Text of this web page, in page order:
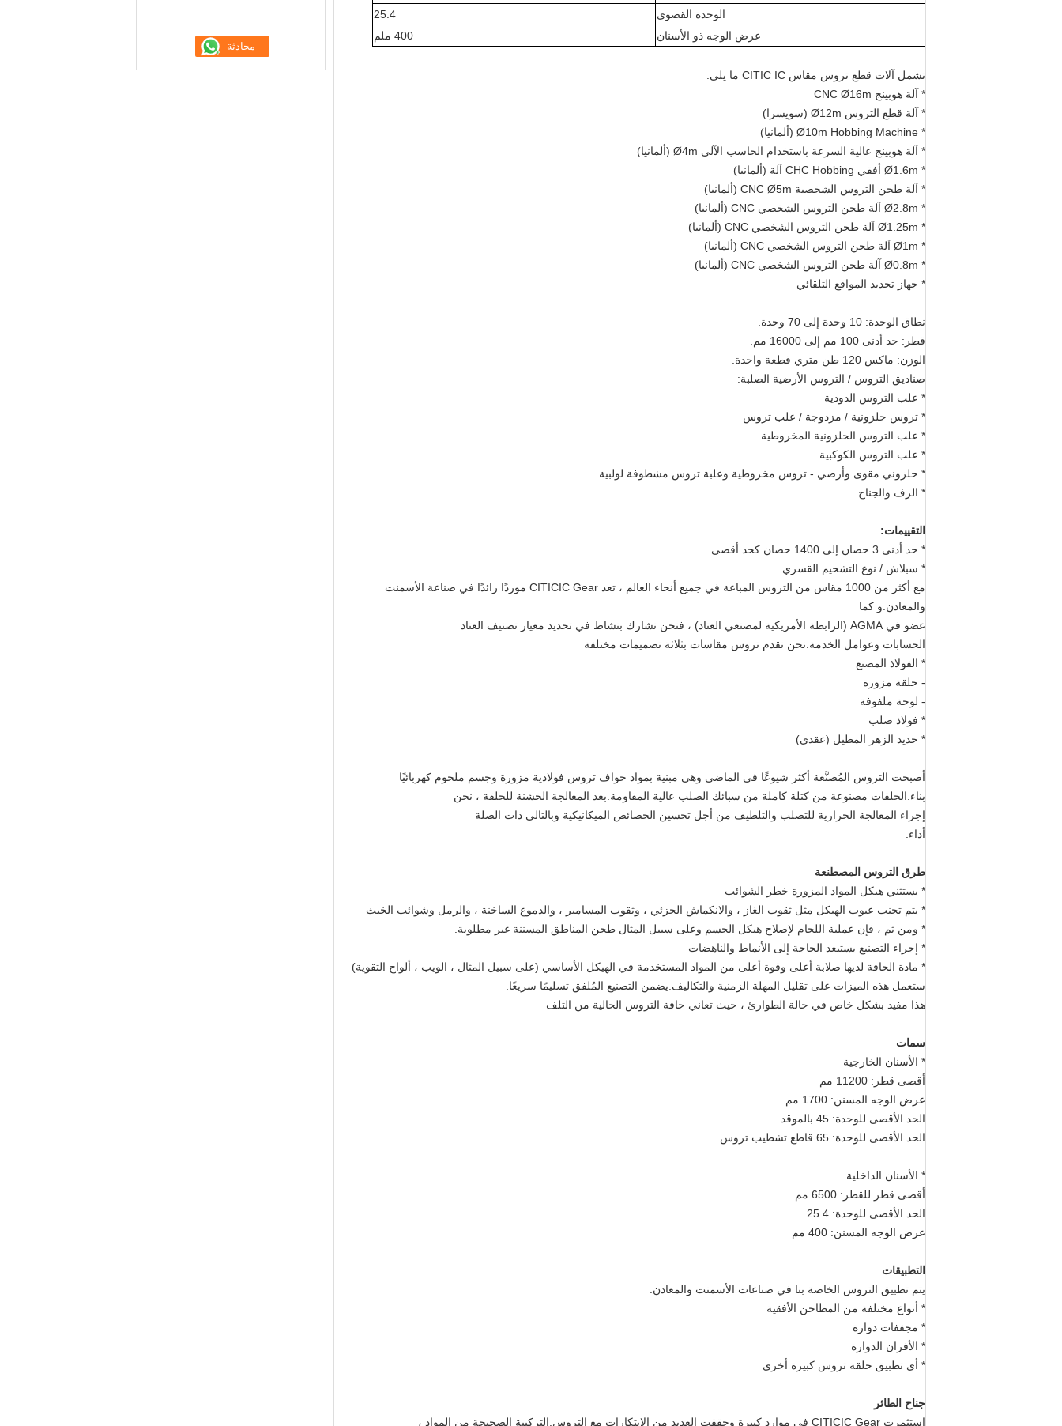
الوحدة القصوى
25.4
عرض الوجه ذو الأسنان
400 ملم
تشمل آلات قطع تروس مقاس CITIC IC ما يلي:
* آلة هوبينج CNC Ø16m
* آلة قطع التروس Ø12m (سويسرا)
* Ø10m Hobbing Machine (ألمانيا)
* آلة هوبينج عالية السرعة باستخدام الحاسب الآلي Ø4m (ألمانيا)
* Ø1.6m أفقي CHC Hobbing آلة (ألمانيا)
* آلة طحن التروس الشخصية CNC Ø5m (ألمانيا)
* Ø2.8m آلة طحن التروس الشخصي CNC (ألمانيا)
* Ø1.25m آلة طحن التروس الشخصي CNC (ألمانيا)
* Ø1m آلة طحن التروس الشخصي CNC (ألمانيا)
* Ø0.8m آلة طحن التروس الشخصي CNC (ألمانيا)
* جهاز تحديد المواقع التلقائي
نطاق الوحدة: 10 وحدة إلى 70 وحدة.
قطر: حد أدنى 100 مم إلى 16000 مم.
الوزن: ماكس 120 طن متري قطعة واحدة.
صناديق التروس / التروس الأرضية الصلبة:
* علب التروس الدودية
* تروس حلزونية / مزدوجة / علب تروس
* علب التروس الحلزونية المخروطية
* علب التروس الكوكبية
* حلزوني مقوى وأرضي - تروس مخروطية وعلبة تروس مشطوفة لولبية.
* الرف والجناح
التقييمات:
* حد أدنى 3 حصان إلى 1400 حصان كحد أقصى
* سبلاش / نوع التشحيم القسري
مع أكثر من 1000 مقاس من التروس المباعة في جميع أنحاء العالم ، تعد CITICIC Gear موردًا رائدًا في صناعة الأسمنت
والمعادن.و كما
عضو في AGMA (الرابطة الأمريكية لمصنعي العتاد) ، فنحن نشارك بنشاط في تحديد معيار تصنيف العتاد
الحسابات وعوامل الخدمة.نحن نقدم تروس مقاسات بثلاثة تصميمات مختلفة
* الفولاذ المصنع
- حلقة مزورة
- لوحة ملفوفة
* فولاذ صلب
* حديد الزهر المطيل (عقدي)
أصبحت التروس المُصنَّعة أكثر شيوعًا في الماضي وهي مبنية بمواد حواف تروس فولاذية مزورة وجسم ملحوم كهربائيًا
بناء.الحلقات مصنوعة من كتلة كاملة من سبائك الصلب عالية المقاومة.بعد المعالجة الخشنة للحلقة ، نحن
إجراء المعالجة الحرارية للتصلب والتلطيف من أجل تحسين الخصائص الميكانيكية وبالتالي ذات الصلة
أداء.
طرق التروس المصطنعة
* يستثني هيكل المواد المزورة خطر الشوائب
* يتم تجنب عيوب الهيكل مثل ثقوب الغاز ، والانكماش الجزئي ، وثقوب المسامير ، والدموع الساخنة ، والرمل وشوائب الخبث
* ومن ثم ، فإن عملية اللحام لإصلاح هيكل الجسم وعلى سبيل المثال طحن المناطق المسننة غير مطلوبة.
* إجراء التصنيع يستبعد الحاجة إلى الأنماط والناهضات
* مادة الحافة لديها صلابة أعلى وقوة أعلى من المواد المستخدمة في الهيكل الأساسي (على سبيل المثال ، الويب ، ألواح التقوية)
ستعمل هذه الميزات على تقليل المهلة الزمنية والتكاليف.يضمن التصنيع المُلفق تسليمًا سريعًا.
هذا مفيد بشكل خاص في حالة الطوارئ ، حيث تعاني حافة التروس الحالية من التلف
سمات
* الأسنان الخارجية
أقصى قطر: 11200 مم
عرض الوجه المسنن: 1700 مم
الحد الأقصى للوحدة: 45 بالموقد
الحد الأقصى للوحدة: 65 قاطع تشطيب تروس
* الأسنان الداخلية
أقصى قطر للقطر: 6500 مم
الحد الأقصى للوحدة: 25.4
عرض الوجه المسنن: 400 مم
التطبيقات
يتم تطبيق التروس الخاصة بنا في صناعات الأسمنت والمعادن:
* أنواع مختلفة من المطاحن الأفقية
* مجففات دوارة
* الأفران الدوارة
* أي تطبيق حلقة تروس كبيرة أخرى
جناح الطائر
استثمرت CITICIC Gear في موارد كبيرة وحققت العديد من الابتكارات مع التروس.التركيبة الصحيحة من المواد ،